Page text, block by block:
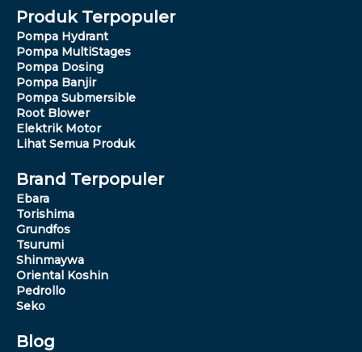
Produk Terpopuler
Pompa Hydrant
Pompa MultiStages
Pompa Dosing
Pompa Banjir
Pompa Submersible
Root Blower
Elektrik Motor
Lihat Semua Produk
Brand Terpopuler
Ebara
Torishima
Grundfos
Tsurumi
Shinmaywa
Oriental Koshin
Pedrollo
Seko
Blog